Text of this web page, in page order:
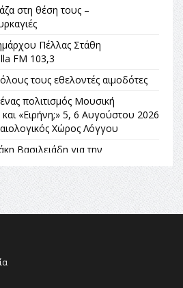
στη θέση τους –
Πέλλας Στάθη
FM 103,3
τους εθελοντές αιμοδότες
πολιτισμός Μουσική
«Ειρήνη;» 5, 6 Αυγούστου 2026
Χώρος Λόγγου
Βασιλειάδη για την
μόνο η ευθύνη απέναντι
ΠΑΟΚ στον δεύτερο γύρο του
στον Κατάλογο Παγκόσμιας
– Ομόφωνη η απόφαση Ο
ως φυσικό και πολιτιστικό